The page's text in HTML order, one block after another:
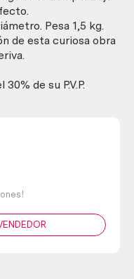
Pesa 1,5 kg.
de esta curiosa obra
de su P.V.P.